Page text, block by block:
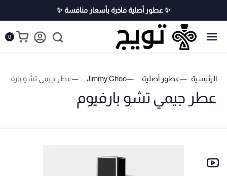
✨ عطور أصلية فاخرة بأسعار منافسة ✨
0
الرئيسية عطور أصلية Jimmy Choo عطر جيمي تشو
عطر جيمي تشو بارفيوم